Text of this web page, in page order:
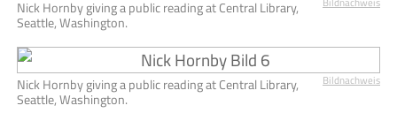
Nick Hornby giving a public reading at Central Library,
Seattle, Washington.
Bildnachweis
Nick Hornby giving a public reading at Central Library,
Seattle, Washington.